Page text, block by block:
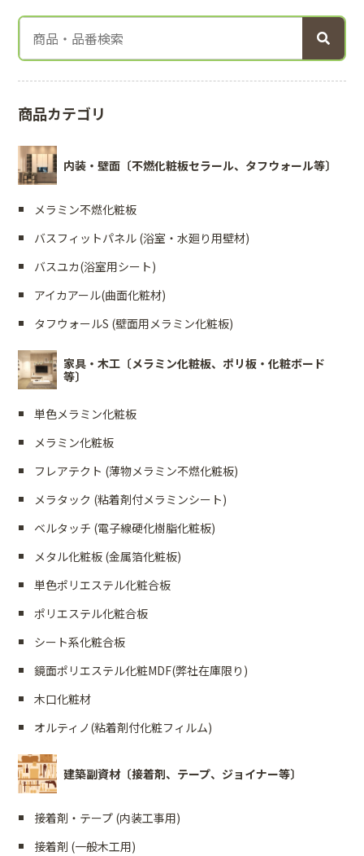
商品カテゴリ
内装・壁面〔不燃化粧板セラール、タフウォール等〕
メラミン不燃化粧板
バスフィットパネル (浴室・水廻り用壁材)
バスユカ(浴室用シート)
アイカアール(曲面化粧材)
タフウォールS (壁面用メラミン化粧板)
家具・木工〔メラミン化粧板、ポリ板・化粧ボード
等〕
単色メラミン化粧板
メラミン化粧板
フレアテクト (薄物メラミン不燃化粧板)
メラタック (粘着剤付メラミンシート)
ベルタッチ (電子線硬化樹脂化粧板)
メタル化粧板 (金属箔化粧板)
単色ポリエステル化粧合板
ポリエステル化粧合板
シート系化粧合板
鏡面ポリエステル化粧MDF(弊社在庫限り)
木口化粧材
オルティノ(粘着剤付化粧フィルム)
建築副資材〔接着剤、テープ、ジョイナー等〕
接着剤・テープ (内装工事用)
接着剤 (一般木工用)